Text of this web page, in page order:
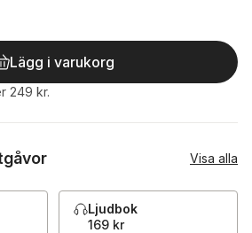
Lägg i varukorg
249 kr.
Visa alla
Ljudbok
169 kr